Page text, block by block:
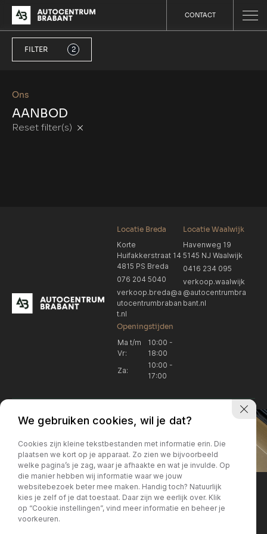
CONTACT
Ons
AANBOD
Reset filter(s)
FILTER 2
Locatie Breda
Korte
Huifakkerstraat 14
4815 PS Breda
076 204 5040
verkoop.breda@a
utocentrumbraban
t.nl
Locatie Waalwijk
Havenweg 19
5145 NJ Waalwijk
0416 234 095
verkoop.waalwijk
@autocentrumbra
bant.nl
Openingstijden
Ma t/m
Vr:
10:00 -
18:00
Za:
10:00 -
17:00
Locatie Breda
076 204 5040
Locatie Breda
verkoop.breda@autocentrum
brabant.nl
Locatie Breda
Korte Huifakkerstraat 14
4815 PS Breda
Locatie Breda
+31 076 204 5040
We gebruiken cookies, wil je dat?
Cookies zijn kleine tekstbestanden met informatie erin. Die
plaatsen we kort op je apparaat. Zo zien we bijvoorbeeld
welke pagina’s je zag, waar je afhaakte en wat je invulde. Op
die manier hebben wij informatie waar we jouw
websitebezoek beter mee maken. Handig toch? Natuurlijk
kies je zelf of je dat toestaat. Daar zijn we eerlijk over. Klik
op “Cookie instellingen”, vind meer informatie en beheer je
voorkeuren.